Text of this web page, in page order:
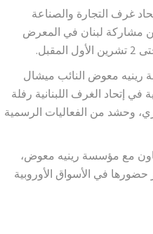
غرف التجارة والصناعة
مشاركة لبنان في المعرض
رينيه معوض النائب ميشال
إتحاد الغرف اللبنانية رفلة
وحشد من الفعاليات الرسمية
مع مؤسسة رينيه معوض،
حضورها في الأسواق الأوروبية